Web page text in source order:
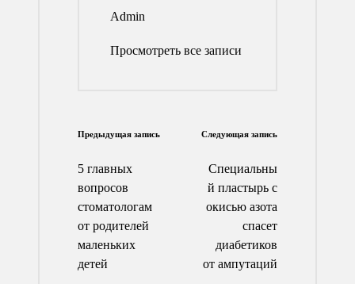
Admin
Просмотреть все записи
Навигация
по
записям
Предыдущая запись
5 главных
вопросов
стоматологам
от родителей
маленьких
детей
Следующая запись
Специальны
й пластырь с
окисью азота
спасет
диабетиков
от ампутаций